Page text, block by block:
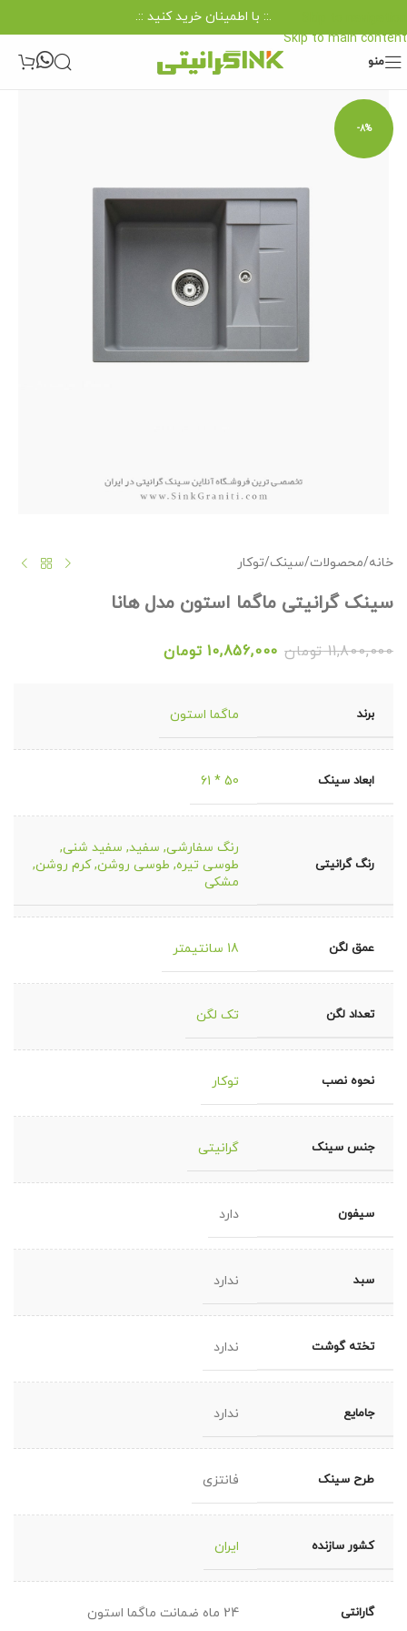
Skip to main content
.:: با اطمینان خرید کنید ::.
منو
-8%
خانه/محصولات/سینک/توکار
سینک گرانیتی ماگما استون مدل هانا
11,800,000 تومان 10,856,000 تومان
برند ماگما استون
ابعاد سینک 50 * 61
رنگ گرانیتی
رنگ سفارشی, سفید, سفید شنی,
طوسی تیره, طوسی روشن,کرم روشن,
مشکی
عمق لگن 18 سانتیمتر
تعداد لگن تک لگن
نحوه نصب توکار
جنس سینک گرانیتی
سیفون دارد
سبد ندارد
تخته گوشت ندارد
جامایع ندارد
طرح سینک فانتزی
کشور سازنده ایران
گارانتی 24 ماه ضمانت ماگما استون